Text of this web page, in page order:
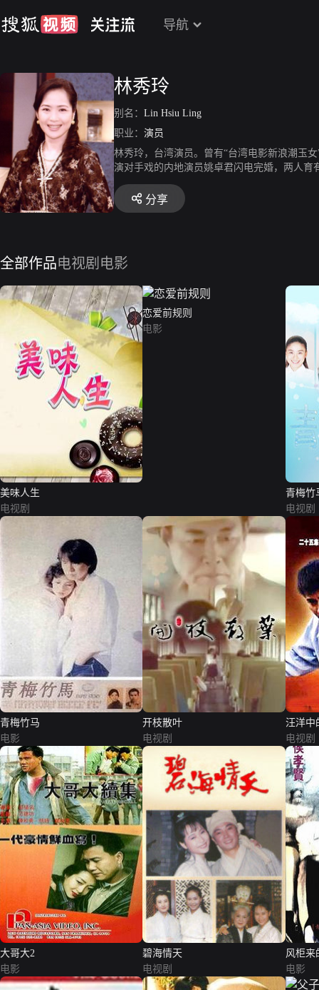
导航
林秀玲
别名： Lin Hsiu Ling
职业： 演员
林秀玲，台湾演员。曾有“台湾电影新浪潮玉
演对手戏的内地演员姚卓君闪电完婚，两人育
导的电影《艋舺》，在片中饰演赵又廷的母
分享
全部作品电视剧 电影
美味人生
电视剧
恋爱前规则
电影
青梅竹
电视剧
青梅竹马
电影
开枝散叶
电视剧
汪洋中
电视剧
大哥大2
电影
碧海情天
电视剧
风柜来
电影